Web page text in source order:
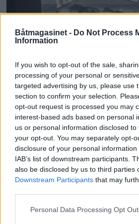
Båtmagasinet - Do Not Process
Information
If you wish to opt-out of the sale,
processing of your personal or
targeted advertising by us, please use
section to confirm your selection.
opt-out request is processed you may
interest-based ads based on personal
us or personal information disclosed
your opt-out. You may separately opt-
disclosure of your personal
IAB’s list of downstream participants.
also be disclosed by us to third parties
Downstream Participants that may
Personal Data Processing Opt
- Kysten er